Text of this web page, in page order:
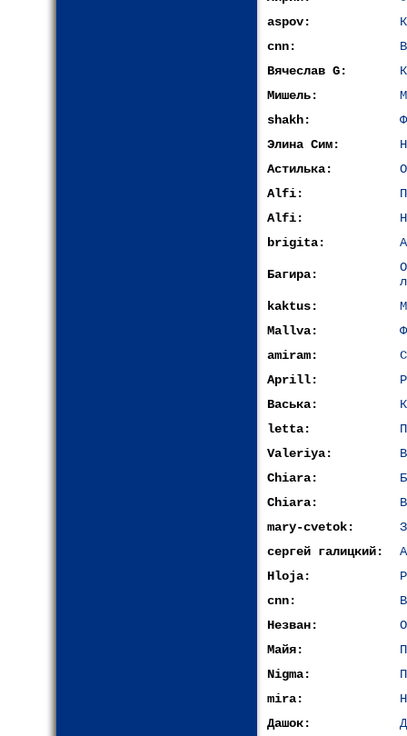
aspov:
cnn:
Вячеслав G:
Мишель:
shakh:
Элина Сим:
Астилька:
Alfi:
Alfi:
brigita:
Багира:
kaktus:
Mallva:
amiram:
Aprill:
Васька:
letta:
Valeriya:
Chiara:
Chiara:
mary-cvetok:
сергей галицкий:
Hloja:
cnn:
Незван:
Майя:
Nigma:
mira:
Дашок: